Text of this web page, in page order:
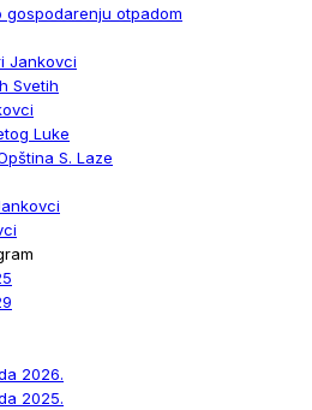
gospodarenju otpadom
Jankovci
Svetih
Luke
S. Laze
2026.
2025.